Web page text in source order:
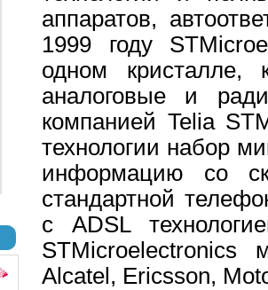
аппаратов,
1999 году
одном кристалле,
аналоговые и
компанией Telia
технологии набор
информацию со
стандартной
с ADSL
STMicroelectronics
Alcatel, Ericsson,